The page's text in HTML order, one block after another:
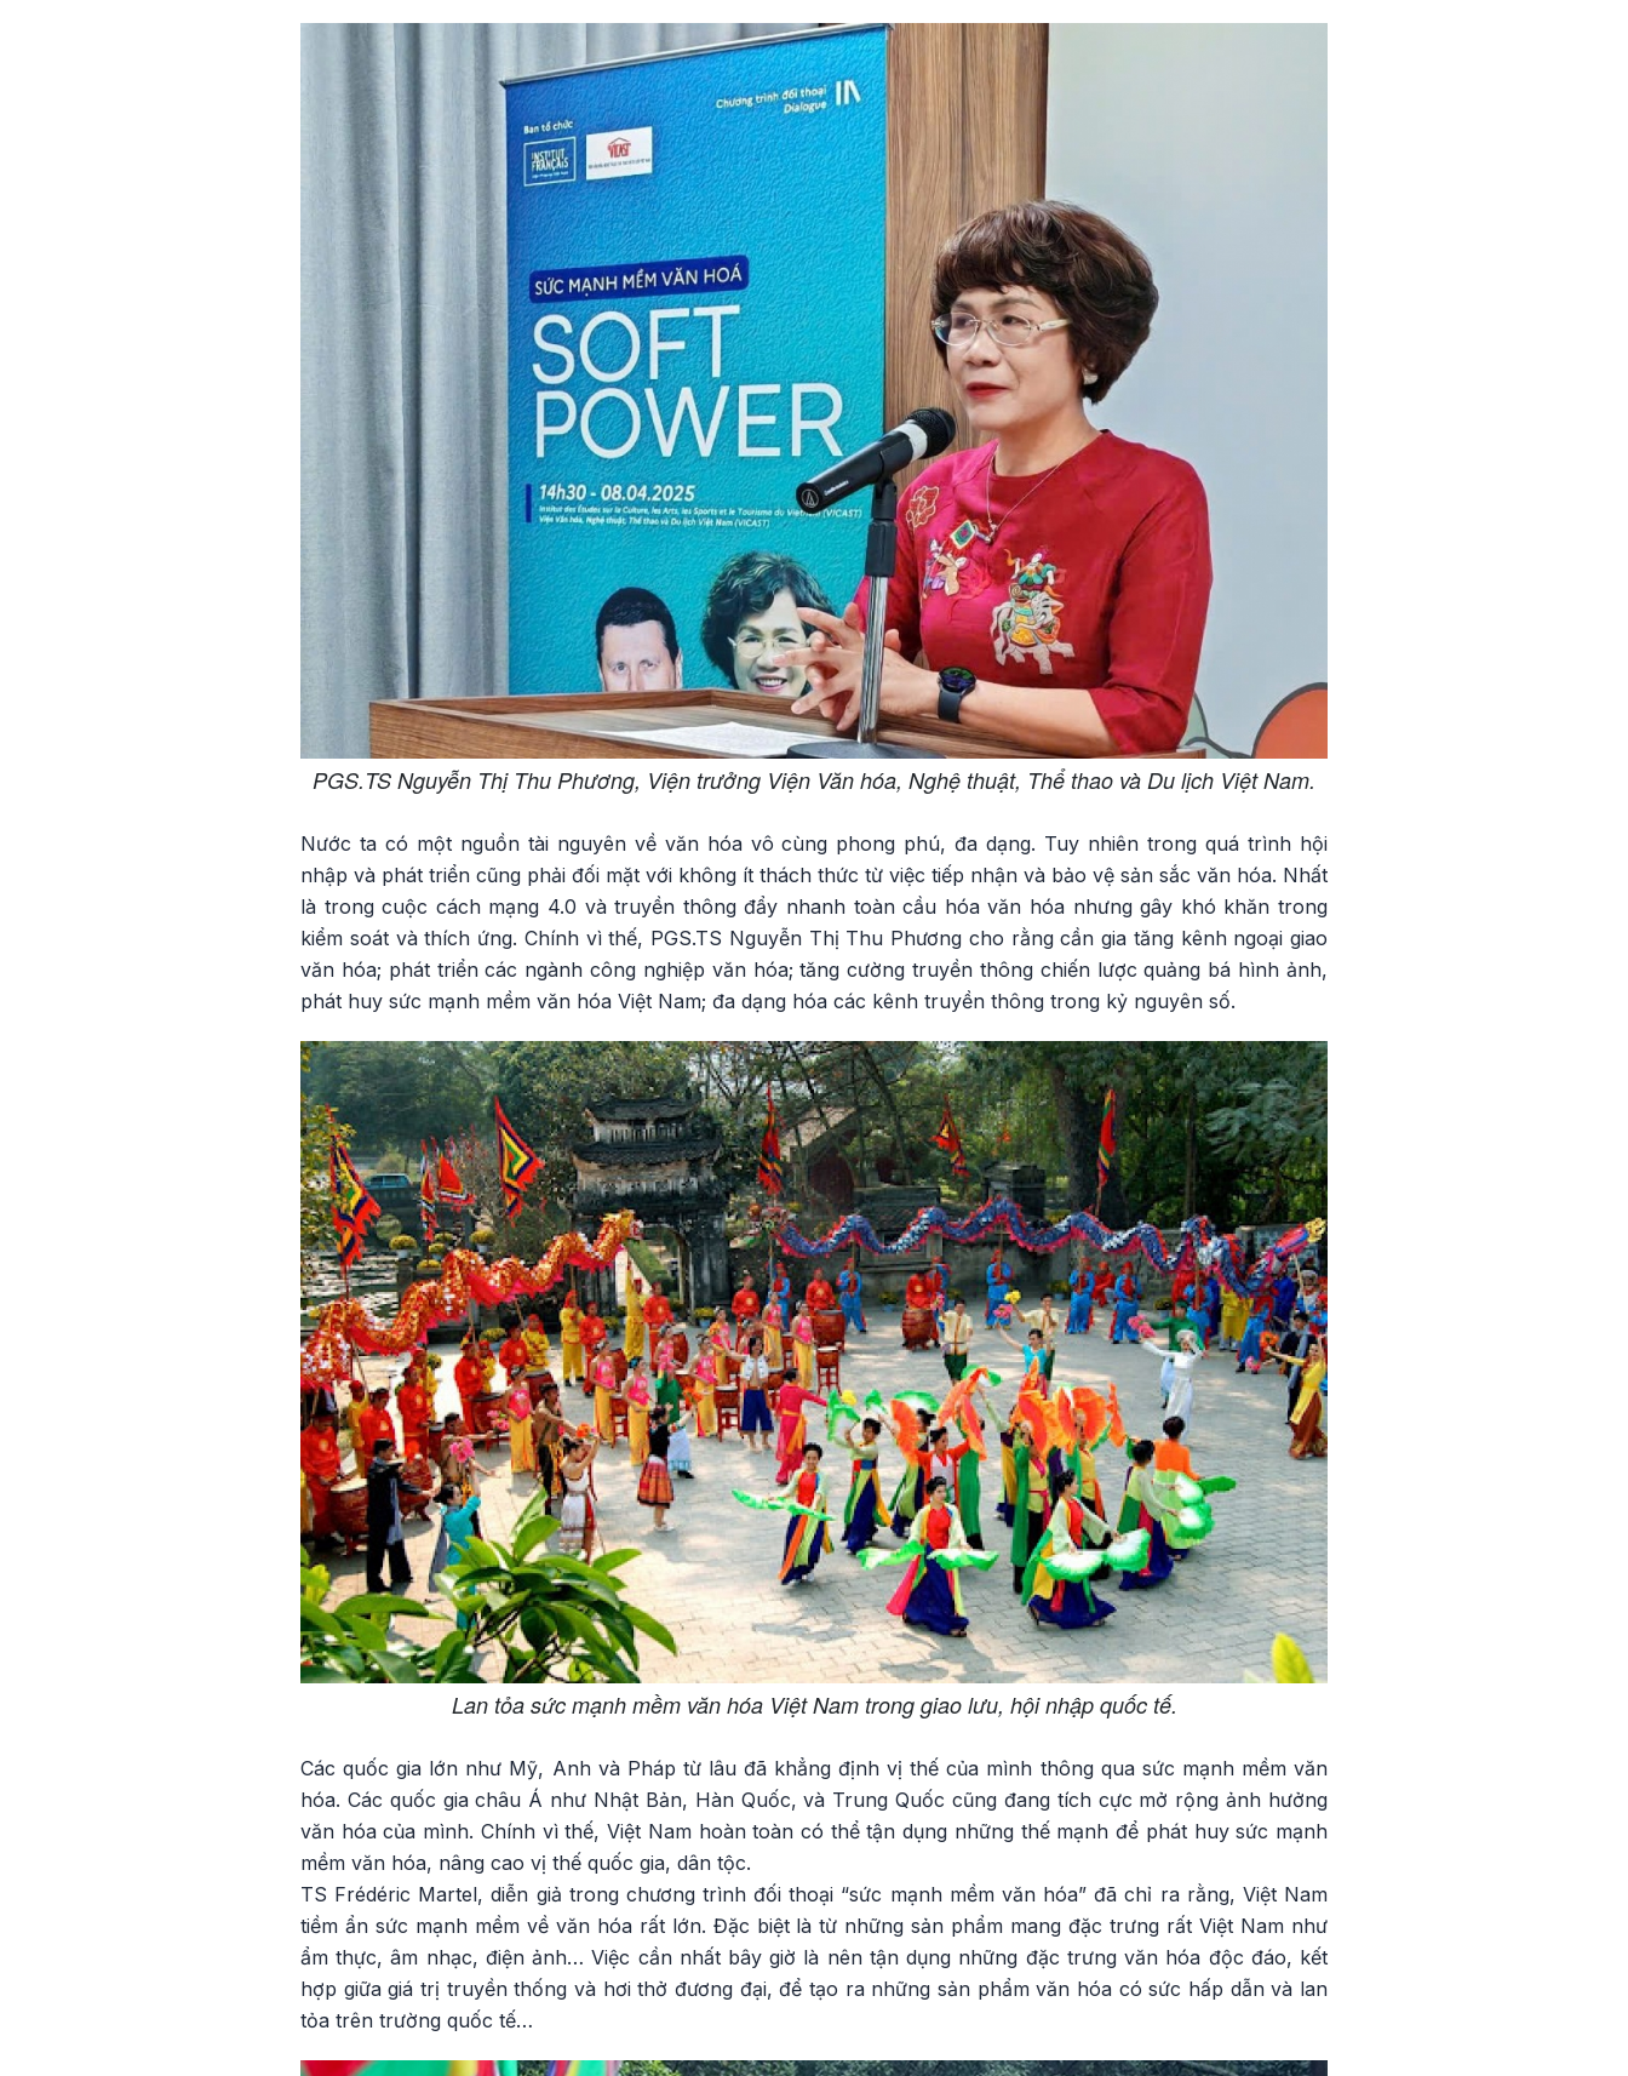
PGS.TS Nguyễn Thị Thu Phương, Viện trưởng Viện Văn hóa, Nghệ thuật, Thể thao và Du lịch Việt Nam.
Nước ta có một nguồn tài nguyên về văn hóa vô cùng phong phú, đa dạng. Tuy nhiên trong quá trình hội
nhập và phát triển cũng phải đối mặt với không ít thách thức từ việc tiếp nhận và bảo vệ sản sắc văn hóa. Nhất
là trong cuộc cách mạng 4.0 và truyền thông đẩy nhanh toàn cầu hóa văn hóa nhưng gây khó khăn trong
kiểm soát và thích ứng. Chính vì thế, PGS.TS Nguyễn Thị Thu Phương cho rằng cần gia tăng kênh ngoại giao
văn hóa; phát triển các ngành công nghiệp văn hóa; tăng cường truyền thông chiến lược quảng bá hình ảnh,
phát huy sức mạnh mềm văn hóa Việt Nam; đa dạng hóa các kênh truyền thông trong kỷ nguyên số.
Lan tỏa sức mạnh mềm văn hóa Việt Nam trong giao lưu, hội nhập quốc tế.
Các quốc gia lớn như Mỹ, Anh và Pháp từ lâu đã khẳng định vị thế của mình thông qua sức mạnh mềm văn
hóa. Các quốc gia châu Á như Nhật Bản, Hàn Quốc, và Trung Quốc cũng đang tích cực mở rộng ảnh hưởng
văn hóa của mình. Chính vì thế, Việt Nam hoàn toàn có thể tận dụng những thế mạnh để phát huy sức mạnh
mềm văn hóa, nâng cao vị thế quốc gia, dân tộc.
TS Frédéric Martel, diễn giả trong chương trình đối thoại “sức mạnh mềm văn hóa” đã chỉ ra rằng, Việt Nam
tiềm ẩn sức mạnh mềm về văn hóa rất lớn. Đặc biệt là từ những sản phẩm mang đặc trưng rất Việt Nam như
ẩm thực, âm nhạc, điện ảnh… Việc cần nhất bây giờ là nên tận dụng những đặc trưng văn hóa độc đáo, kết
hợp giữa giá trị truyền thống và hơi thở đương đại, để tạo ra những sản phẩm văn hóa có sức hấp dẫn và lan
tỏa trên trường quốc tế…